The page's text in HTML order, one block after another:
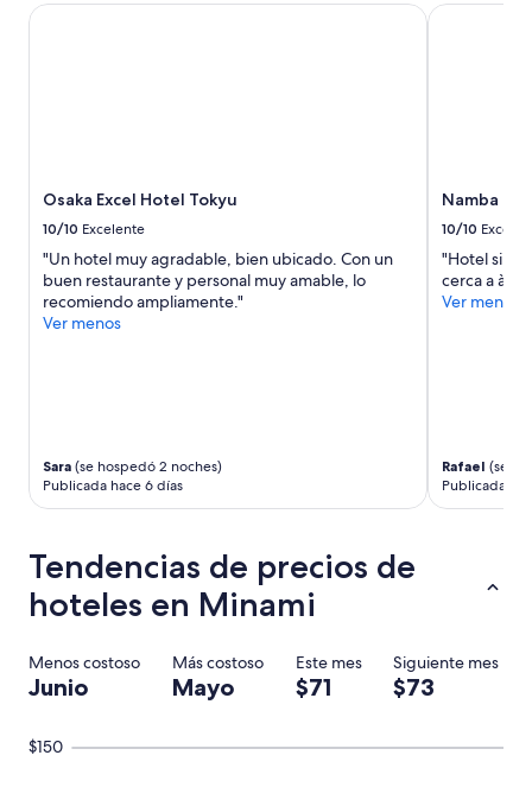
e
Osaka Excel Hotel Tokyu
10/10 Excelente
"Un hotel muy agradable, bien ubicado. Con un
buen restaurante y personal muy amable, lo
recomiendo ampliamente."
Ver menos
Sara (se hospedó 2 noches)
Publicada hace 6 días
Osaka Excel Hotel Tokyu
Namba
10/10
"Hotel sin
cerca a à la
Ver menos
Rafael (se
Publicada
Namba
Tendencias de precios de
hoteles en Minami
Menos costoso Más costoso Este mes Siguiente mes
Junio Mayo $71 $73
$150